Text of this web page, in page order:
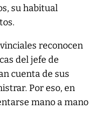
su habitual
reconocen
del jefe de
cuenta de sus
Por eso, en
mano a mano